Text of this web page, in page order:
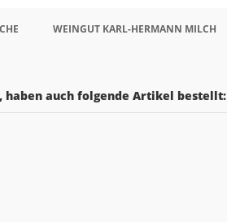
WEINGUT KARL-HERMANN MILCH
auch folgende Artikel bestellt: